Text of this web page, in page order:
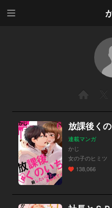
連載マンガ
かじ
女の子のヒミツ
138,066